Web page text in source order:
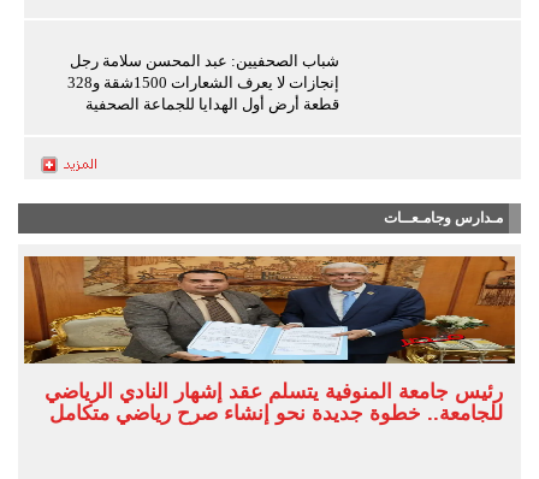
شباب الصحفيين: عبد المحسن سلامة رجل
إنجازات لا يعرف الشعارات 1500شقة و328
قطعة أرض أول الهدايا للجماعة الصحفية
مـدارس وجامـعــات
رئيس جامعة المنوفية يتسلم عقد إشهار النادي الرياضي
للجامعة.. خطوة جديدة نحو إنشاء صرح رياضي متكامل